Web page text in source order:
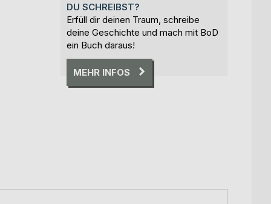
DU SCHREIBST?
Erfüll dir deinen Traum, schreibe
deine Geschichte und mach mit BoD
ein Buch daraus!
MEHR INFOS